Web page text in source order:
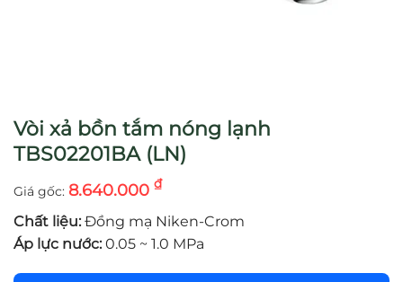
Vòi xả bồn tắm nóng lạnh
TBS02201BA (LN)
8.640.000 ₫
Chất liệu: Đồng mạ Niken-Crom
Áp lực nước: 0.05 ~ 1.0 MPa